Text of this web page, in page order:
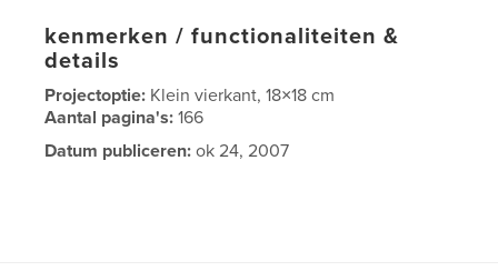
kenmerken / functionaliteiten &
details
Projectoptie: Klein vierkant, 18×18 cm
Aantal pagina's:166
Datum publiceren: ok 24, 2007